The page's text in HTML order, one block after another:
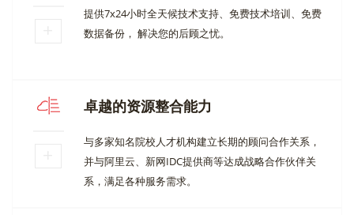
提供7x24小时全天候技术支持、免费技术培训、免费
数据备份， 解决您的后顾之忧。
卓越的资源整合能力
与多家知名院校人才机构建立长期的顾问合作关系，
并与阿里云、新网IDC提供商等达成战略合作伙伴关
系，满足各种服务需求。